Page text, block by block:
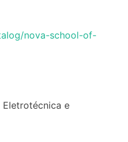
nova-school-of-
Eletrotécnica e